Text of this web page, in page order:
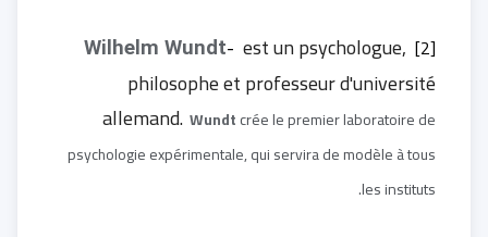
[2]
Wilhelm Wundt- est un psychologue,
philosophe et professeur d'université
allemand. Wundtcrée le premier laboratoire de
psychologie expérimentale, qui servira de modèle à tous
les instituts.